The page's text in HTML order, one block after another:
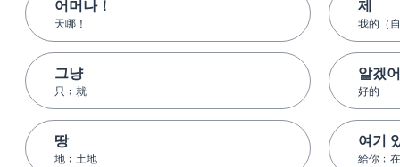
어머나！
天哪！
그냥
只﹔就
땅
地﹔土地
제
我的（
알겠
好的
여기
給你﹔